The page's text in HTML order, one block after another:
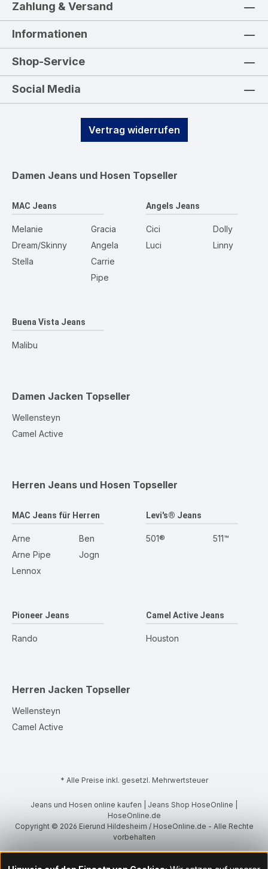
Zahlung & Versand
Informationen
Shop-Service
Social Media
Vertrag widerrufen
Damen Jeans und Hosen Topseller
MAC Jeans
Melanie
Dream/Skinny
Stella
Gracia
Angela
Carrie
Pipe
Angels Jeans
Cici
Luci
Dolly
Linny
Buena Vista Jeans
Malibu
Damen Jacken Topseller
Wellensteyn
Camel Active
Herren Jeans und Hosen Topseller
MAC Jeans für Herren
Arne
Arne Pipe
Lennox
Ben
Jogn
Levi's® Jeans
501® 511™
Pioneer Jeans
Rando
Camel Active Jeans
Houston
Herren Jacken Topseller
Wellensteyn
Camel Active
* Alle Preise inkl. gesetzl. Mehrwertsteuer
Jeans und Hosen online kaufen | Jeans Shop HoseOnline |
HoseOnline.de
Copyright © 2026 Eierund Hildesheim / HoseOnline.de - Alle Rechte
vorbehalten